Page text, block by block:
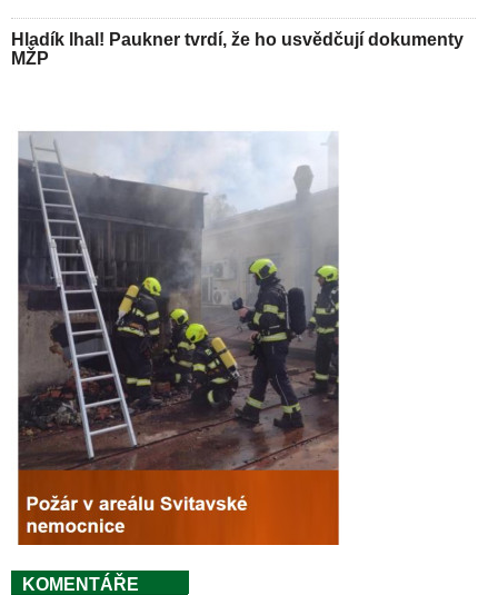
Hladík lhal! Paukner tvrdí, že ho usvědčují dokumenty
MŽP
KOMENTÁŘE